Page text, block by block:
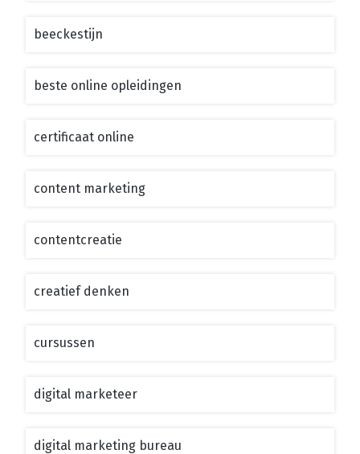
beeckestijn
beste online opleidingen
certificaat online
content marketing
contentcreatie
creatief denken
cursussen
digital marketeer
digital marketing bureau